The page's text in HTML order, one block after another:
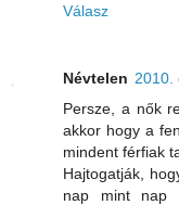
Válasz
Névtelen 2010.
Persze, a nők
akkor hogy a
mindent férfiak
Hajtogatják,
nap mint nap